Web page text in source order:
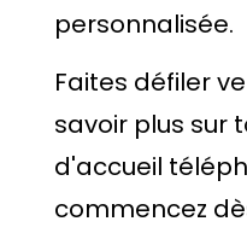
personnalisée.
Faites défiler
savoir plus sur
d'accueil
commencez